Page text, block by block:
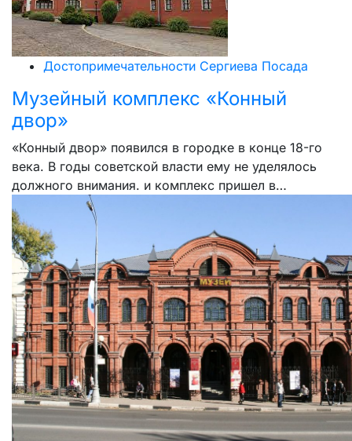
Достопримечательности Сергиева Посада
Музейный комплекс «Конный
двор»
«Конный двор» появился в городке в конце 18-го
века. В годы советской власти ему не уделялось
должного внимания. и комплекс пришел в…